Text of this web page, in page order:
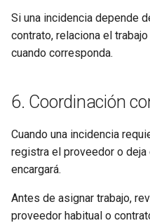
Si una incidencia depende
contrato, relaciona el
cuando corresponda.
6. Coordinación
Cuando una incidencia
registra el proveedor o
encargará.
Antes de asignar trabajo,
proveedor habitual o